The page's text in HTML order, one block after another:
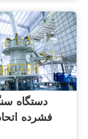
دستگاه
فشرده